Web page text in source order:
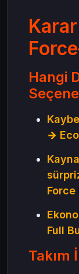
Hangi
→
Force
Full
Takım